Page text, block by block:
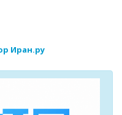
Иран.ру